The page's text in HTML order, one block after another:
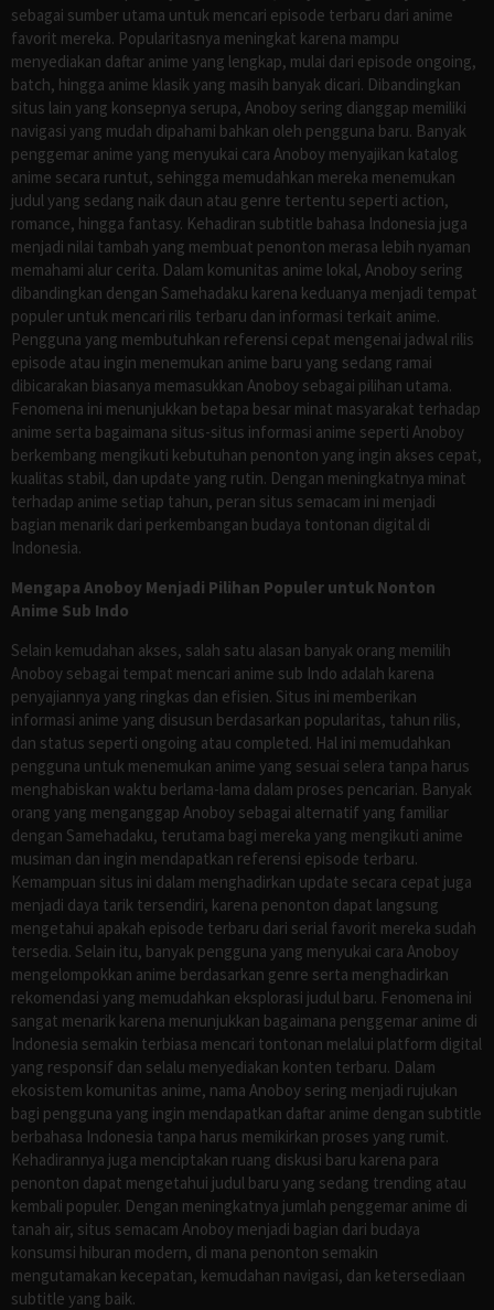
sebagai sumber utama untuk mencari episode terbaru dari anime
favorit mereka. Popularitasnya meningkat karena mampu
menyediakan daftar anime yang lengkap, mulai dari episode ongoing,
batch, hingga anime klasik yang masih banyak dicari. Dibandingkan
situs lain yang konsepnya serupa, Anoboy sering dianggap memiliki
navigasi yang mudah dipahami bahkan oleh pengguna baru. Banyak
penggemar anime yang menyukai cara Anoboy menyajikan katalog
anime secara runtut, sehingga memudahkan mereka menemukan
judul yang sedang naik daun atau genre tertentu seperti action,
romance, hingga fantasy. Kehadiran subtitle bahasa Indonesia juga
menjadi nilai tambah yang membuat penonton merasa lebih nyaman
memahami alur cerita. Dalam komunitas anime lokal, Anoboy sering
dibandingkan dengan Samehadaku karena keduanya menjadi tempat
populer untuk mencari rilis terbaru dan informasi terkait anime.
Pengguna yang membutuhkan referensi cepat mengenai jadwal rilis
episode atau ingin menemukan anime baru yang sedang ramai
dibicarakan biasanya memasukkan Anoboy sebagai pilihan utama.
Fenomena ini menunjukkan betapa besar minat masyarakat terhadap
anime serta bagaimana situs-situs informasi anime seperti Anoboy
berkembang mengikuti kebutuhan penonton yang ingin akses cepat,
kualitas stabil, dan update yang rutin. Dengan meningkatnya minat
terhadap anime setiap tahun, peran situs semacam ini menjadi
bagian menarik dari perkembangan budaya tontonan digital di
Indonesia.
Mengapa Anoboy Menjadi Pilihan Populer untuk Nonton
Anime Sub Indo
Selain kemudahan akses, salah satu alasan banyak orang memilih
Anoboy sebagai tempat mencari anime sub Indo adalah karena
penyajiannya yang ringkas dan efisien. Situs ini memberikan
informasi anime yang disusun berdasarkan popularitas, tahun rilis,
dan status seperti ongoing atau completed. Hal ini memudahkan
pengguna untuk menemukan anime yang sesuai selera tanpa harus
menghabiskan waktu berlama-lama dalam proses pencarian. Banyak
orang yang menganggap Anoboy sebagai alternatif yang familiar
dengan Samehadaku, terutama bagi mereka yang mengikuti anime
musiman dan ingin mendapatkan referensi episode terbaru.
Kemampuan situs ini dalam menghadirkan update secara cepat juga
menjadi daya tarik tersendiri, karena penonton dapat langsung
mengetahui apakah episode terbaru dari serial favorit mereka sudah
tersedia. Selain itu, banyak pengguna yang menyukai cara Anoboy
mengelompokkan anime berdasarkan genre serta menghadirkan
rekomendasi yang memudahkan eksplorasi judul baru. Fenomena ini
sangat menarik karena menunjukkan bagaimana penggemar anime di
Indonesia semakin terbiasa mencari tontonan melalui platform digital
yang responsif dan selalu menyediakan konten terbaru. Dalam
ekosistem komunitas anime, nama Anoboy sering menjadi rujukan
bagi pengguna yang ingin mendapatkan daftar anime dengan subtitle
berbahasa Indonesia tanpa harus memikirkan proses yang rumit.
Kehadirannya juga menciptakan ruang diskusi baru karena para
penonton dapat mengetahui judul baru yang sedang trending atau
kembali populer. Dengan meningkatnya jumlah penggemar anime di
tanah air, situs semacam Anoboy menjadi bagian dari budaya
konsumsi hiburan modern, di mana penonton semakin
mengutamakan kecepatan, kemudahan navigasi, dan ketersediaan
subtitle yang baik.